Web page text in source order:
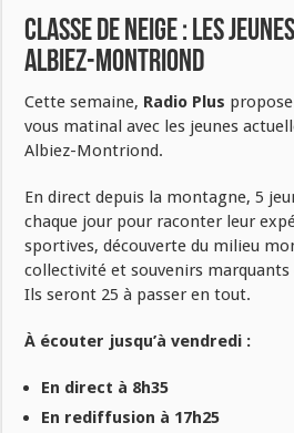
Classe de neige : les
Albiez-Montriond
Cette semaine, Radio Plus
vous matinal avec les jeunes
Albiez-Montriond.
En direct depuis la montagne, 5
chaque jour pour raconter leur
sportives, découverte du milieu
collectivité et souvenirs marquants
Ils seront 25 à passer en tout.
À écouter jusqu’à vendredi :
En direct à 8h35
En rediffusion à 17h25